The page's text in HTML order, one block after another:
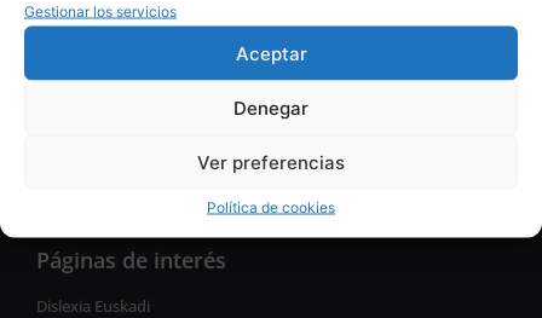
Gestionar los servicios
Aceptar
Denegar
Ver preferencias
Política de cookies
SÍGUENOS
Páginas de interés
Dislexia Euskadi